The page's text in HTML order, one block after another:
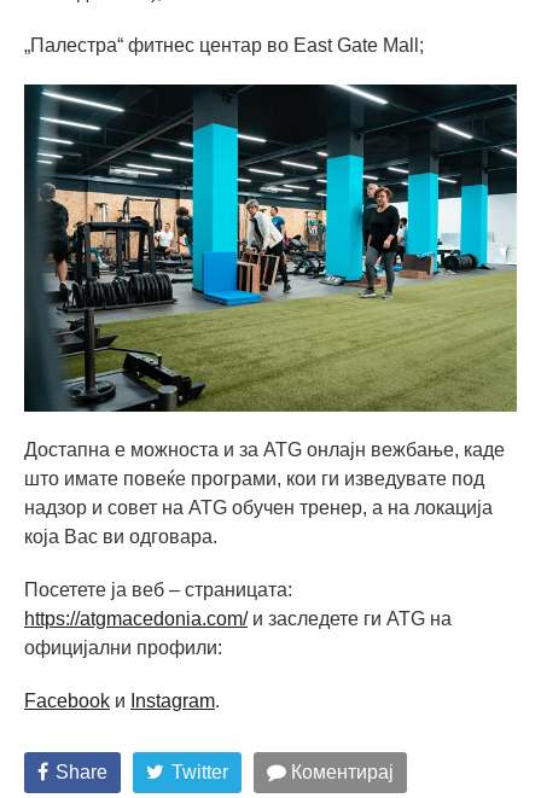
„Палестра“ фитнес центар во East Gate Mall;
Достапна е можноста и за ATG онлајн вежбање, каде
што имате повеќе програми, кои ги изведувате под
надзор и совет на ATG обучен тренер, а на локација
која Вас ви одговара.
Посетете ја веб – страницата:
https://atgmacedonia.com/и заследете ги ATG на
официјални профили:
Facebook и Instagram.
Share Twitter Коментирај